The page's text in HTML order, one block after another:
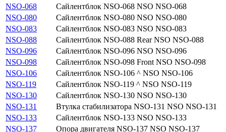
NSO-068
Сайлентблок NSO-068 NSO NSO-068
NSO-080
Сайлентблок NSO-080 NSO NSO-080
NSO-083
Сайлентблок NSO-083 NSO NSO-083
NSO-088
Сайлентблок NSO-088 Rear NSO NSO-088
NSO-096
Сайлентблок NSO-096 NSO NSO-096
NSO-098
Сайлентблок NSO-098 Front NSO NSO-098
NSO-106
Сайлентблок NSO-106 ^ NSO NSO-106
NSO-119
Сайлентблок NSO-119 ^ NSO NSO-119
NSO-130
Сайлентблок NSO-130 NSO NSO-130
NSO-131
Втулка стабилизатора NSO-131 NSO NSO-131
NSO-133
Сайлентблок NSO-133 NSO NSO-133
NSO-137
Опора двигателя NSO-137 NSO NSO-137